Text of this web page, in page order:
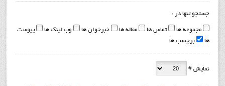
جستجو تنها در :
مجموعه ها تماس ها مقاله ها خبرخوان ها وب لینک ها
پیوست
ها
برچسب ها
نمایش #